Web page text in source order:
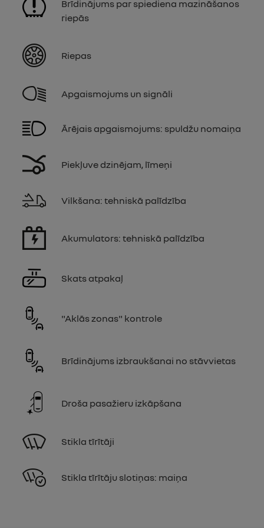
Brīdinājums par spiediena mazināšanos
riepās
Riepas
Apgaismojums un signāli
Ārējais apgaismojums: spuldžu nomaiņa
Piekļuve dzinējam, līmeņi
Vilkšana: tehniskā palīdzība
Akumulators: tehniskā palīdzība
Skats atpakaļ
"Aklās zonas" kontrole
Brīdinājums izbraukšanai no stāvvietas
Droša pasažieru izkāpšana
Stikla tīrītāji
Stikla tīrītāju slotiņas: maiņa